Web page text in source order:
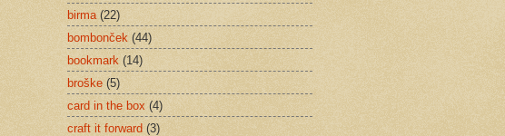
birma (22)
bombonček (44)
bookmark (14)
broške (5)
card in the box (4)
craft it forward (3)